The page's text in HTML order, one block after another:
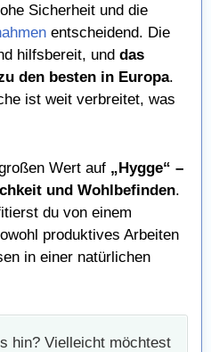
Sicherheit und die
entscheidend. Die
hilfsbereit, und das
den besten in Europa.
ist weit verbreitet, was
Wert auf „Hygge“ –
und Wohlbefinden.
du von einem
produktives Arbeiten
in einer natürlichen
hin? Vielleicht möchtest